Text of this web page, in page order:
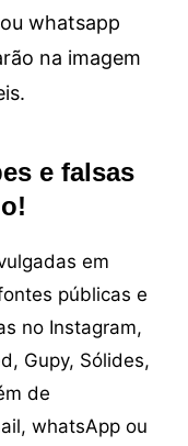
whatsapp
na imagem
e falsas
em
públicas e
no Instagram,
Gupy, Sólides,
de
whatsApp ou